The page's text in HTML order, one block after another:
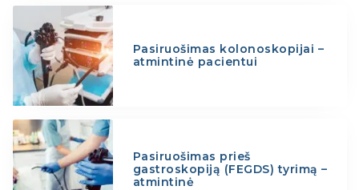
Pasiruošimas kolonoskopijai –
atmintinė pacientui
Pasiruošimas prieš
gastroskopiją (FEGDS) tyrimą –
atmintinė